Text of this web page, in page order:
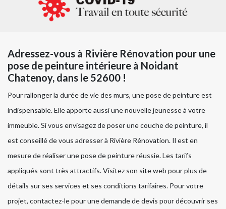
Adressez-vous à Rivière Rénovation pour une
pose de peinture intérieure à Noidant
Chatenoy, dans le 52600 !
Pour rallonger la durée de vie des murs, une pose de peinture est
indispensable. Elle apporte aussi une nouvelle jeunesse à votre
immeuble. Si vous envisagez de poser une couche de peinture, il
est conseillé de vous adresser à Rivière Rénovation. Il est en
mesure de réaliser une pose de peinture réussie. Les tarifs
appliqués sont très attractifs. Visitez son site web pour plus de
détails sur ses services et ses conditions tarifaires. Pour votre
projet, contactez-le pour une demande de devis pour découvrir ses